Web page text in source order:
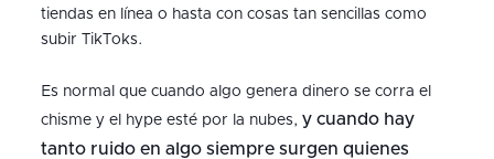
tiendas en línea o hasta con cosas tan sencillas como
subir TikToks.
Es normal que cuando algo genera dinero se corra el
chisme y el hype esté por la nubes, y cuando hay
tanto ruido en algo siempre surgen quienes